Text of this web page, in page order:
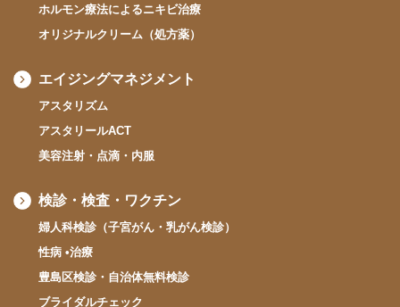
ホルモン療法によるニキビ治療
オリジナルクリーム（処方薬）
エイジングマネジメント
アスタリズム
アスタリールACT
美容注射・点滴・内服
検診・検査・ワクチン
婦人科検診（子宮がん・乳がん検診）
性病 •治療
豊島区検診・自治体無料検診
ブライダルチェック